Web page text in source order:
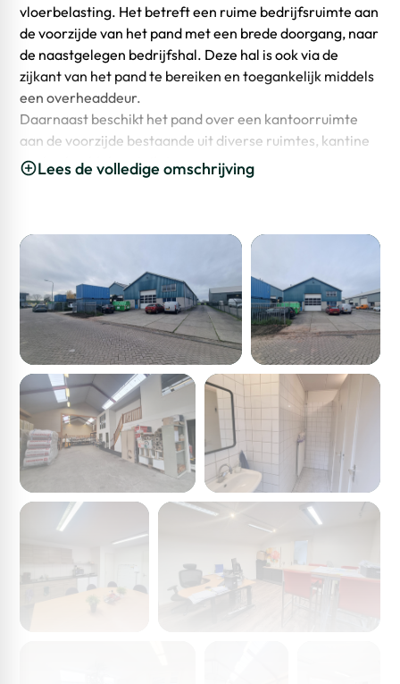
vloerbelasting. Het betreft een ruime bedrijfsruimte aan
de voorzijde van het pand met een brede doorgang, naar
de naastgelegen bedrijfshal. Deze hal is ook via de
zijkant van het pand te bereiken en toegankelijk middels
een overheaddeur.
Daarnaast beschikt het pand over een kantoorruimte
aan de voorzijde bestaande uit diverse ruimtes, kantine
v.v. keukenblok en toiletgroep.
Indien gewenst kan ook de scheidingswand tussen 21B en
21C worden verwijderd, zodat één grote bedrijfsruimte
ontstaat. Het is mogelijk om 21A en 21B gezamenlijk te
huren, of de volledige ruimte 21A + 21B + 21C.
Er is voorzien in ruimte parkeergelegenheid op eigen
terrein, aan de voorzijde van het pand.
Locatie
Het pand ligt aan de Industrieweg op bedrijventerrein
‘Zeiving’ in Vuren. Het dorp Vuren maakt onderdeel uit
van de gemeente Lingewaal. Het getaxeerde object is
redelijk gelegen aan de rand van het bedrijventerrein
Zeiving-Zuid. De bereikbaarheid is goed vanaf de
rijksweg A15. De op- en afritten van de snelweg liggen op
enkele autominuten van het bedrijventerrein.
Bouwjaar
Lees de volledige omschrijving